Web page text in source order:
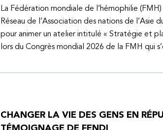
La Fédération mondiale de l’hémophilie
Réseau de l’Association des nations de l’Asie
pour animer un atelier intitulé « Stratégie et
lors du Congrès mondial 2026 de la FMH qui
CHANGER LA VIE DES GENS EN